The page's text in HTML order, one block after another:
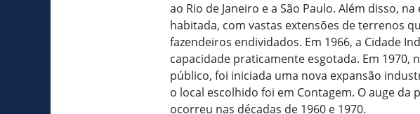
ao Rio de Janeiro e a São Paulo. Além disso,
habitada, com vastas extensões de terrenos
fazendeiros endividados. Em 1966, a Cidade
capacidade praticamente esgotada. Em
público, foi iniciada uma nova expansão
o local escolhido foi em Contagem. O auge
ocorreu nas décadas de 1960 e 1970.